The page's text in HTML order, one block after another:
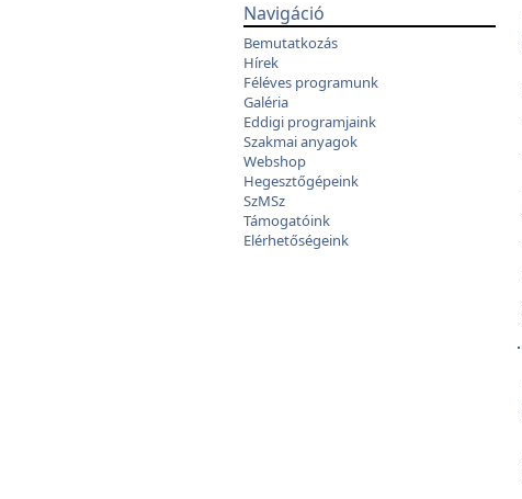
Navigáció
Bemutatkozás
Hírek
Féléves programunk
Galéria
Eddigi programjaink
Szakmai anyagok
Webshop
Hegesztőgépeink
SzMSz
Támogatóink
Elérhetőségeink